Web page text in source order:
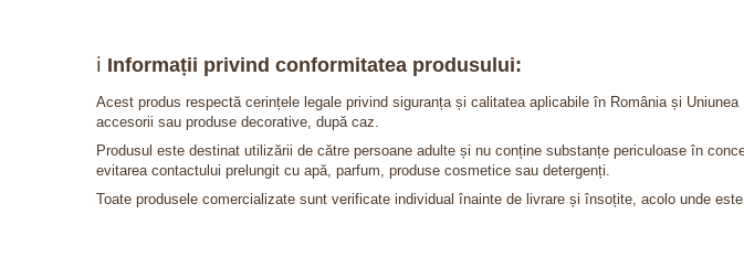
ℹ️ Informații privind conformitatea produsului:
Acest produs respectă cerințele legale privind siguranța și calitatea aplicabile în România și
accesorii sau produse decorative, după caz.
Produsul este destinat utilizării de către persoane adulte și nu conține substanțe periculoase în
evitarea contactului prelungit cu apă, parfum, produse cosmetice sau detergenți.
Toate produsele comercializate sunt verificate individual înainte de livrare și însoțite, acolo unde